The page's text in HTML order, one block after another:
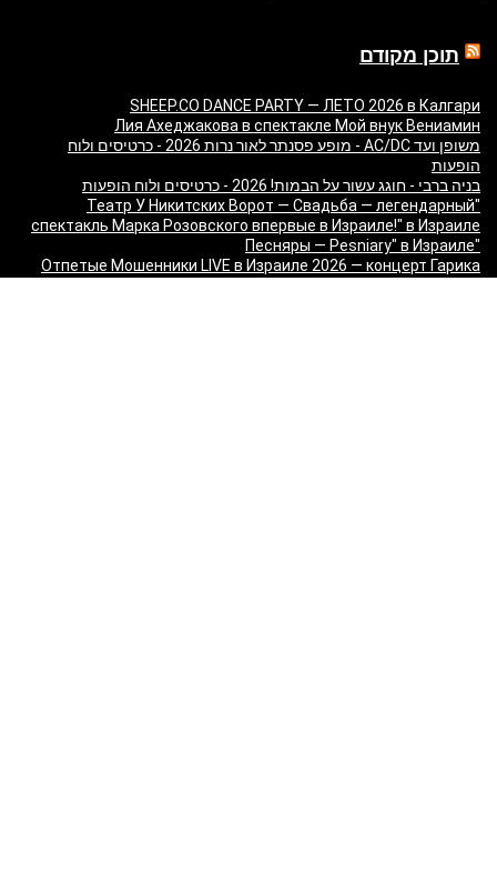
תוכן מקודם
SHEEP.CO DANCE PARTY — ЛЕТО 2026 в Калгари
Лия Ахеджакова в спектакле Мой внук Вениамин
משופן ועד AC/DC - מופע פסנתר לאור נרות 2026 - כרטיסים ולוח
הופעות
בניה ברבי - חוגג עשור על הבמות! 2026 - כרטיסים ולוח הופעות
"Театр У Никитских Ворот — Свадьба — легендарный
спектакль Марка Розовского впервые в Израиле!" в Израиле
"Песняры — Pesniary" в Израиле
Отпетые Мошенники LIVE в Израиле 2026 — концерт Гарика